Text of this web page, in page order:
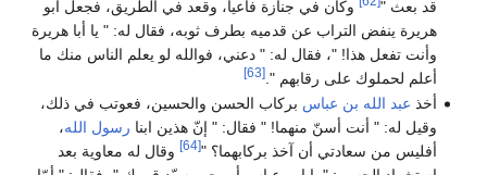
قد بعث "
وكان في جنازة فأعيا، وقعد في الطريق، فجعل أبو
هريرة ينفض التراب عن قدميه بطرف ثوبه، فقال له: " يا أبا هريرة
وأنت تفعل هذا! "، فقال له: " دعني، فوالله لو يعلم الناس منك ما
أعلم لحملوك على رقابهم ".[63]
أخذ عبد الله بن عباس بركاب الحسن والحسين، فعوتب في ذلك،
وقيل له: " أنت أسنّ منهما! " فقال: " إنّ هذين ابنا رسول الله،
أفليس من سعادتي أن آخذ بركابهما؟ "[64]
وقال له معاوية بعد